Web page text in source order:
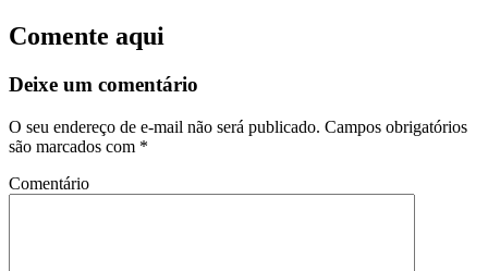
Comente aqui
Deixe um comentário
O seu endereço de e-mail não será publicado. Campos obrigatórios
são marcados com *
Comentário